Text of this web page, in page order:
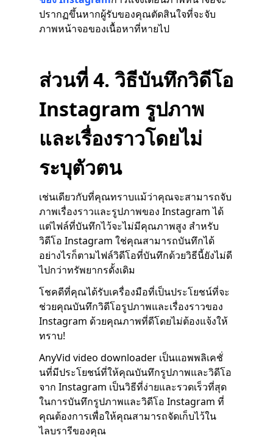
ปรากฏขึ้นหากผู้รับของคุณตัดสินใจที่จะจับ
ภาพหน้าจอของเนื้อหาที่หายไป
ส่วนที่ 4. วิธีบันทึกวิดีโอ
Instagram รูปภาพ
และเรื่องราวโดยไม่
ระบุตัวตน
เช่นเดียวกับที่คุณทราบแม้ว่าคุณจะสามารถจับ
ภาพเรื่องราวและรูปภาพของ Instagram ได้
แต่ไฟล์ที่บันทึกไว้จะไม่มีคุณภาพสูง สำหรับ
วิดีโอ Instagram ใช่คุณสามารถบันทึกได้
อย่างไรก็ตามไฟล์วิดีโอที่บันทึกด้วยวิธีนี้ยังไม่ดี
ไปกว่าทรัพยากรดั้งเดิม
โชคดีที่คุณได้รับเครื่องมือที่เป็นประโยชน์ที่จะ
ช่วยคุณบันทึกวิดีโอรูปภาพและเรื่องราวของ
Instagram ด้วยคุณภาพที่ดีโดยไม่ต้องแจ้งให้
ทราบ!
AnyVid video downloader เป็นแอพพลิเคชั่
นที่มีประโยชน์ที่ให้คุณบันทึกรูปภาพและวิดีโอ
จาก Instagram เป็นวิธีที่ง่ายและรวดเร็วที่สุด
ในการบันทึกรูปภาพและวิดีโอ Instagram ที่
คุณต้องการเพื่อให้คุณสามารถจัดเก็บไว้ใน
ไลบรารีของคุณ